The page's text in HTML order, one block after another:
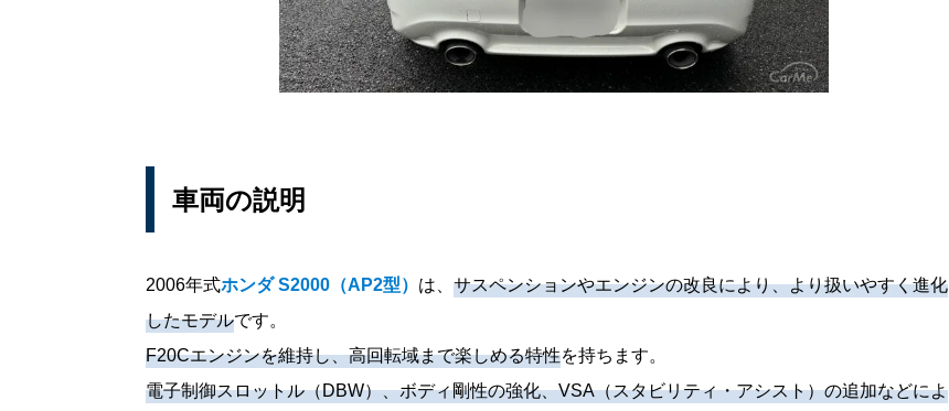
車両の説明
2006年式ホンダ S2000（AP2型） は、 サスペンションやエンジンの改良により、より扱いやすく進化
したモデルです。
F20Cエンジンを維持し、高回転域まで楽しめる特性を持ちます。
電子制御スロットル（DBW）、ボディ剛性の強化、VSA（スタビリティ・アシスト）の追加などによ